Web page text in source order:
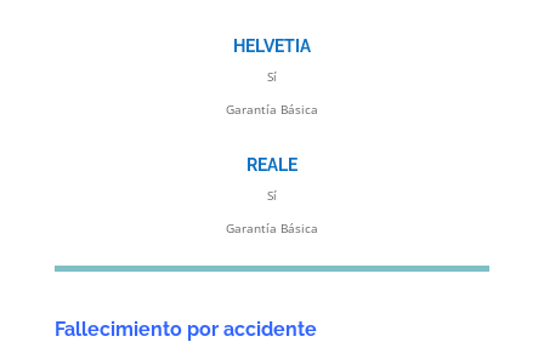
HELVETIA
Sí
Garantía Básica
REALE
Sí
Garantía Básica
Fallecimiento por accidente